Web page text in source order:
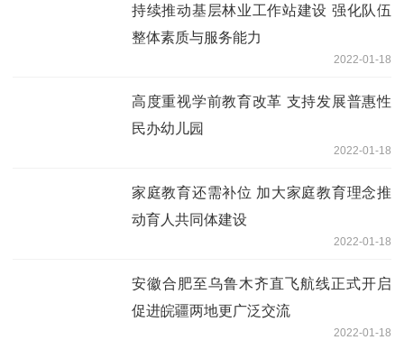
持续推动基层林业工作站建设 强化队伍
整体素质与服务能力
2022-01-18
高度重视学前教育改革 支持发展普惠性
民办幼儿园
2022-01-18
家庭教育还需补位 加大家庭教育理念推
动育人共同体建设
2022-01-18
安徽合肥至乌鲁木齐直飞航线正式开启
促进皖疆两地更广泛交流
2022-01-18